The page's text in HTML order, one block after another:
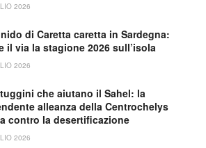
2026
di Caretta caretta in Sardegna:
il via la stagione 2026 sull’isola
2026
che aiutano il Sahel: la
alleanza della Centrochelys
contro la desertificazione
2026